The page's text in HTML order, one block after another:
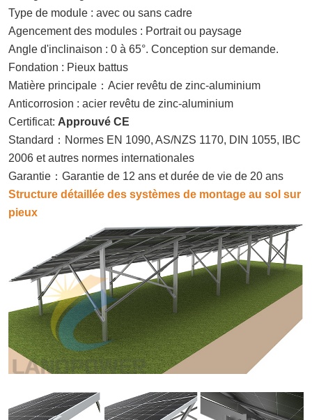
Type de module : avec ou sans cadre
Agencement des modules : Portrait ou paysage
Angle d'inclinaison : 0 à 65°. Conception sur demande.
Fondation : Pieux battus
Matière principale ： Acier revêtu de zinc-aluminium
Anticorrosion : acier revêtu de zinc-aluminium
Certificat: Approuvé CE
Standard ： Normes EN 1090, AS/NZS 1170, DIN 1055, IBC
2006 et autres normes internationales
Garantie ： Garantie de 12 ans et durée de vie de 20 ans
Structure détaillée des systèmes de montage au sol sur
pieux